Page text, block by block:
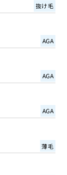
抜け毛
AGA
AGA
AGA
薄毛